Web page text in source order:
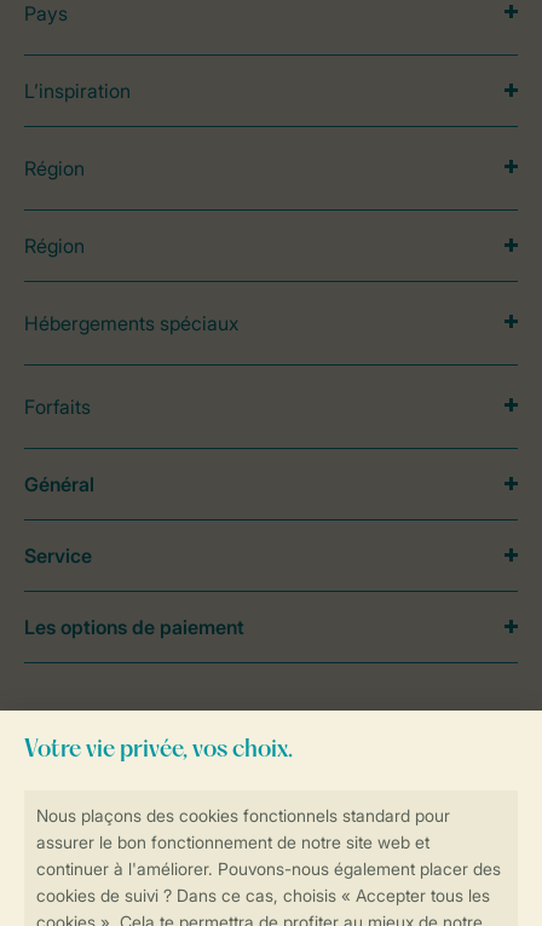
Pays
L’inspiration
Région
Région
Hébergements spéciaux
Forfaits
contactez notreContact Center.
Général
Service
Les options de paiement